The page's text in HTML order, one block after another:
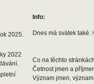
Info:
2025.
2022
Dnes má svátek také:
Co na těchto
Četnost jmen a
Význam jmen,